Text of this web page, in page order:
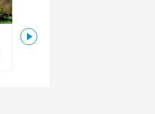
Чернівецька,